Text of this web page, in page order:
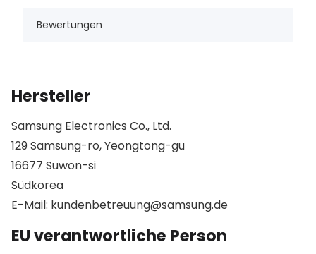
Bewertungen
Hersteller
Samsung Electronics Co., Ltd.
129 Samsung-ro, Yeongtong-gu
16677 Suwon-si
Südkorea
E-Mail: kundenbetreuung@samsung.de
EU verantwortliche Person